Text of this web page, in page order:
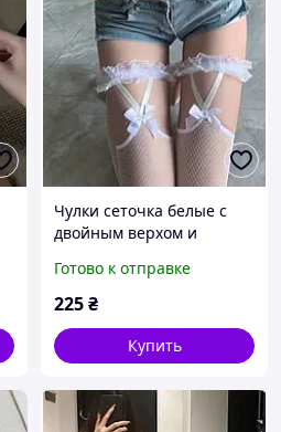
Чулки сеточка белые с
двойным верхом и
атласным бантиком,
сексуальные чулки для
Готово к отправке
225₴
Купить